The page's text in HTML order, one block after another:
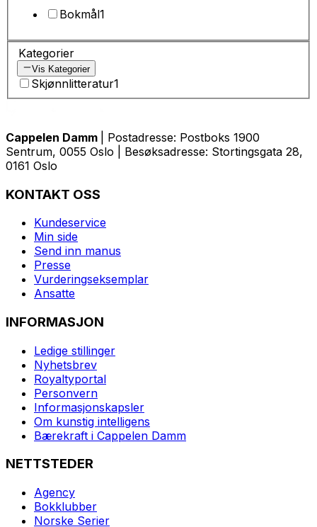
Bokmål1
Kategorier
Vis Kategorier
Skjønnlitteratur1
Cappelen Damm
| Postadresse: Postboks 1900
Sentrum, 0055 Oslo | Besøksadresse: Stortingsgata 28,
0161 Oslo
KONTAKT OSS
Kundeservice
Min side
Send inn manus
Presse
Vurderingseksemplar
Ansatte
INFORMASJON
Ledige stillinger
Nyhetsbrev
Royaltyportal
Personvern
Informasjonskapsler
Om kunstig intelligens
Bærekraft i Cappelen Damm
NETTSTEDER
Agency
Bokklubber
Norske Serier